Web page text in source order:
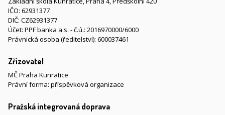
IČO: 62931377
DIČ: CZ62931377
Účet: PPF banka a.s. - č.ú.: 2016970000/6000
Právnická osoba (ředitelství): 600037461
Zřizovatel
MČ Praha Kunratice
Právní forma: příspěvková organizace
Pražská integrovaná doprava